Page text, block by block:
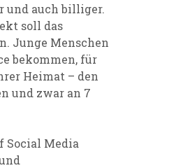
und auch billiger.
soll das
Junge Menschen
bekommen, für
Heimat – den
und zwar an 7
Social Media